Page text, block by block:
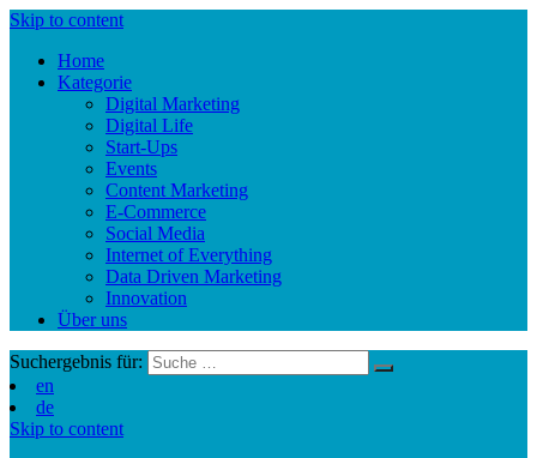
Skip to content
Home
Kategorie
Digital Marketing
Digital Life
Start-Ups
Events
Content Marketing
E-Commerce
Social Media
Internet of Everything
Data Driven Marketing
Innovation
Über uns
Suchergebnis für:
en
de
Skip to content